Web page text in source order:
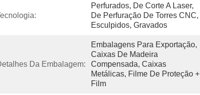
Perfurados, De Corte A Laser,
De Perfuração De Torres CNC,
Esculpidos, Gravados
Da Embalagem:
Embalagens Para Exportação,
Caixas De Madeira
Compensada, Caixas
Metálicas, Filme De Proteção +
Film